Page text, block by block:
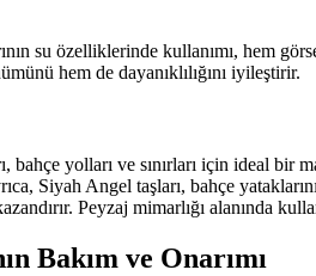
su özelliklerinde kullanımı, hem
hem de dayanıklılığını iyileştirir.
bahçe yolları ve sınırları için ideal
Siyah Angel taşları, bahçe
Peyzaj mimarlığı alanında
Bakım ve Onarımı